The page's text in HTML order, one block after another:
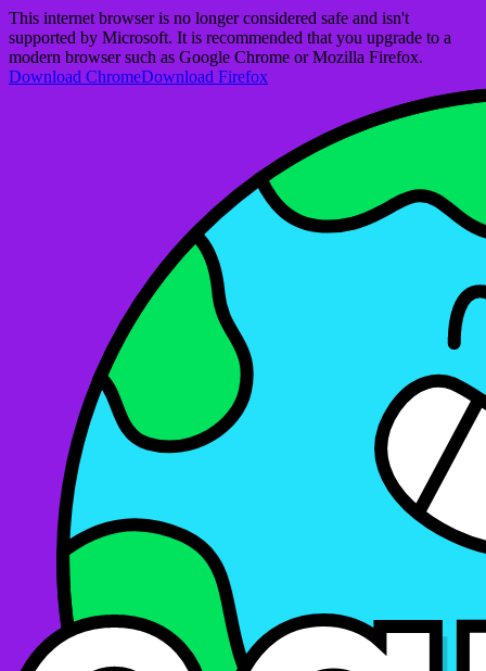
This internet browser is no longer considered safe and isn't
supported by Microsoft. It is recommended that you upgrade to a
modern browser such as Google Chrome or Mozilla Firefox.
Download ChromeDownload Firefox